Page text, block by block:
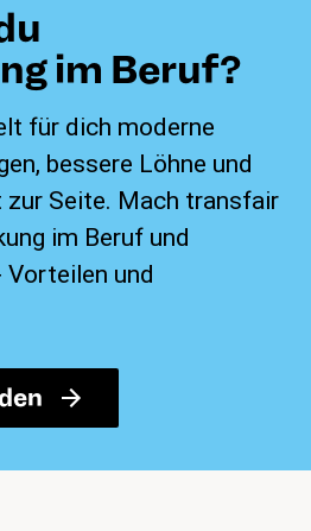
im Beruf?
für dich moderne
bessere Löhne und
Seite. Mach transfair
im Beruf und
und